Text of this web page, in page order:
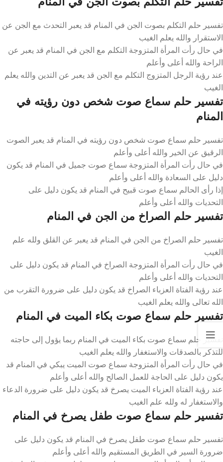
تفسير حلم التكلم بصوت الجن في المنام قد يعبر التحدث مع الجن عن
الاستقرار والله يعلم الغيب
في حال رأت المرأة المتزوجة التكلم مع الجن في المنام قد يعبر عن
الراحة والله أعلى وأعلم
عند رؤية الرجل المتزوج التكلم مع الجن قد يعبر عن التدين والله يعلم
الغيب
تفسير حلم سماع صوت شخص دون رؤيته في
المنام
تفسير حلم سماع صوت شخص دون رؤيته في المنام قد يعبر الصوت
الرقيق عن الخير والله أعلى وأعلم
في حال رأت المرأة المتزوجة سماع صوت جميل في المنام قد يكون
دليل على السعادة والله أعلى وأعلم
إذا رأى الحالم سماع صوت قبيح في المنام قد يكون دليل على
التحديات والله أعلى وأعلم
تفسير حلم الصراخ من الجن في المنام
تفسير حلم الصراخ من الجن في المنام قد يعبر عن القلق ولله علم
الغيب
في حال رأت المرأة المتزوجة الصراخ في المنام قد يكون دليل على
التحديات والله أعلى وأعلم
عند رؤية الفتاة العزباء الصراخ قد يكون دليل على ضرورة التقرب من
الله تعالى والله يعلم الغيب
تفسير حلم سماع صوت بكاء الميت في المنام
تفسير حلم سماع صوت بكاء الميت في المنام ربما يؤول إلى حاجته
للتذكر بالصدقات والاستغفار والله يعلم الغيب
في حال رأت المرأة المتزوجة سماع صوت الميت يبكي في المنام قد
يكون دليل على الحاجة للعمل الصالح والله أعلى وأعلم
عند رؤية الفتاة العزباء الميت يصرخ قد يكون دليل على ضرورة الدعاء
والاستغفار له ولله علم الغيب
تفسير حلم سماع صوت طفل يصرخ في المنام
تفسير حلم سماع صوت طفل يصرخ في المنام قد يكون دليل على
ضرورة السير في الطريق المستقيم والله أعلى وأعلم